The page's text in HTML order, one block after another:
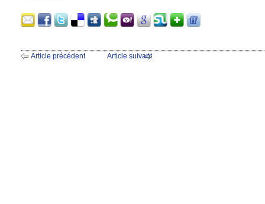
Article précédent Article suivant